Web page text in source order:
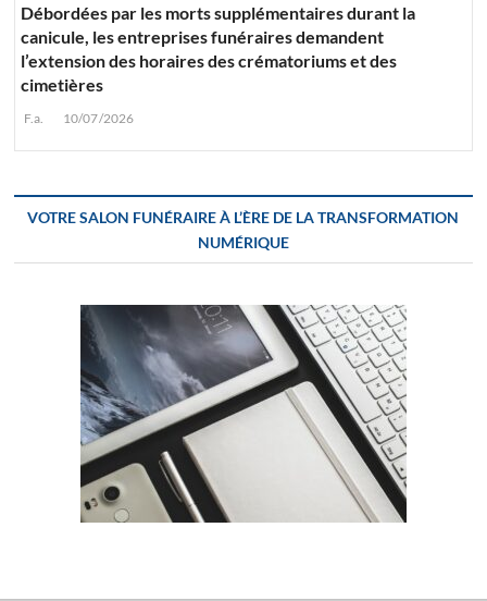
Débordées par les morts supplémentaires durant la
canicule, les entreprises funéraires demandent
l’extension des horaires des crématoriums et des
cimetières
F.a. 10/07/2026
VOTRE SALON FUNÉRAIRE À L’ÈRE DE LA TRANSFORMATION
NUMÉRIQUE